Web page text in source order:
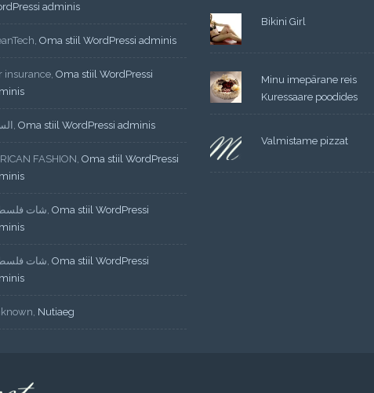
adminis
Oma stiil WordPressi adminis
insurance Oma stiil WordPressi
Oma stiil WordPressi adminis
FASHION Oma stiil WordPressi
شات Oma stiil WordPressi
شات Oma stiil WordPressi
Nutiaeg
Bikini Girl
Minu imepärane reis
Kuressaare poodides
Valmistame pizzat